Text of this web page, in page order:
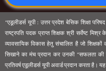
“एडूलीडर्स यूपी : उत्तर प्रदेश बेसिक शिक्षा
राष्ट्रपति पदक प्राप्त शिक्षक श्री सर्वेष्ट
व्यावसायिक विकास हेतु संचालित है जो
सिखाने का मंच प्रदान कर उनकी “सफलता की
प्रतिवर्ष एडूलीडर्स यूपी अवार्ड प्रदान करता है।